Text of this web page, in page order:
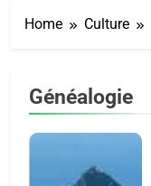
Home Culture
Généalogie